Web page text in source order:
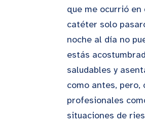
que me ocurrió
catéter solo
noche al día no
estás
saludables y
como antes,
profesionales
situaciones de